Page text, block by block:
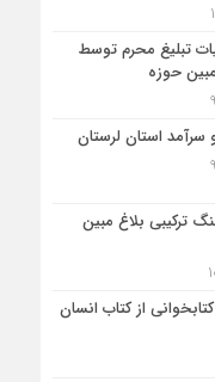
تبلیغ محرم توسط
حوزه
سرآمد استان لرستان
ترکیبی بلاغ مبین
از کتاب انسان